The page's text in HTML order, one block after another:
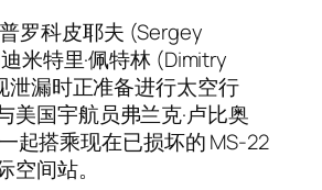
罗科皮耶夫 (Sergey
米特里·佩特林 (Dimitry
泄漏时正准备进行太空行
美国宇航员弗兰克·卢比奥
起搭乘现在已损坏的 MS-22
空间站。